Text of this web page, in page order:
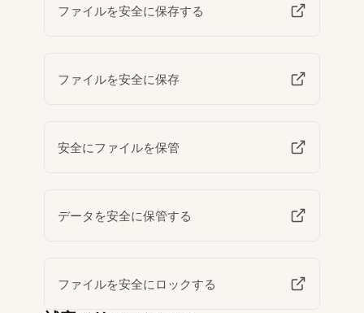
ファイルを安全に保存する
ファイルを安全に保存
安全にファイルを保管
データを安全に保管する
ファイルを安全にロックする